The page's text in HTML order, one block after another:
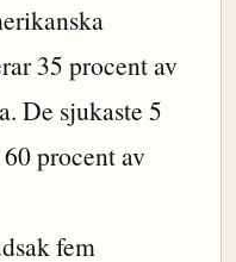
35 procent av
De sjukaste 5
procent av
fem